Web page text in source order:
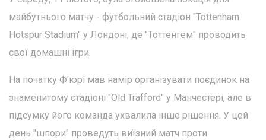
майбутнього матчу - футбольний стадіон "Tottenham
Hotspur Stadium" у Лондоні, де "Тоттенгем" проводить
свої домашні ігри.
На початку Ф'юрі мав намір організувати поєдинок на
знаменитому стадіоні "Old Trafford" у Манчестері, але в
підсумку його команда ухвалила інше рішення. У цей
день "шпори" проведуть виїзний матч проти